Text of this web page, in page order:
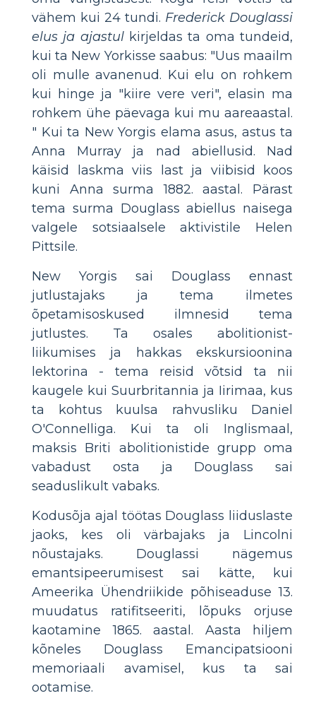
vähem kui 24 tundi. Frederick Douglassi
elus ja ajastulkirjeldas ta oma tundeid,
kui ta New Yorkisse saabus: "Uus maailm
oli mulle avanenud. Kui elu on rohkem
kui hinge ja "kiire vere veri", elasin ma
rohkem ühe päevaga kui mu aareaastal.
" Kui ta New Yorgis elama asus, astus ta
Anna Murray ja nad abiellusid. Nad
käisid laskma viis last ja viibisid koos
kuni Anna surma 1882. aastal. Pärast
tema surma Douglass abiellus naisega
valgele sotsiaalsele aktivistile Helen
Pittsile.
New Yorgis sai Douglass ennast
jutlustajaks ja tema ilmetes
õpetamisoskused ilmnesid tema
jutlustes. Ta osales abolitionist-
liikumises ja hakkas ekskursioonina
lektorina - tema reisid võtsid ta nii
kaugele kui Suurbritannia ja Iirimaa, kus
ta kohtus kuulsa rahvusliku Daniel
O'Connelliga. Kui ta oli Inglismaal,
maksis Briti abolitionistide grupp oma
vabadust osta ja Douglass sai
seaduslikult vabaks.
Kodusõja ajal töötas Douglass liiduslaste
jaoks, kes oli värbajaks ja Lincolni
nõustajaks. Douglassi nägemus
emantsipeerumisest sai kätte, kui
Ameerika Ühendriikide põhiseaduse 13.
muudatus ratifitseeriti, lõpuks orjuse
kaotamine 1865. aastal. Aasta hiljem
kõneles Douglass Emancipatsiooni
memoriaali avamisel, kus ta sai
ootamise.